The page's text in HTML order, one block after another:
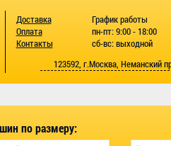
Доставка
Оплата
Контакты
График работы
пн-пт: 9:00 - 18:00
сб-вс: выходной
123592, г.Москва, Неманский
по размеру: